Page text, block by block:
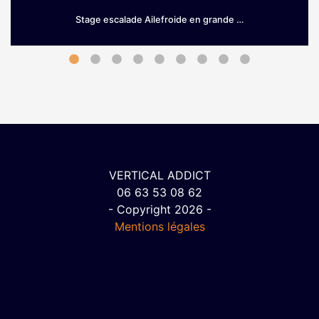
Stage escalade Ailefroide en grande …
Grimpez sur le granit d’Ailefroide! Envie de prendre de la
VERTICAL ADDICT
06 63 53 08 62
- Copyright 2026 -
Mentions légales